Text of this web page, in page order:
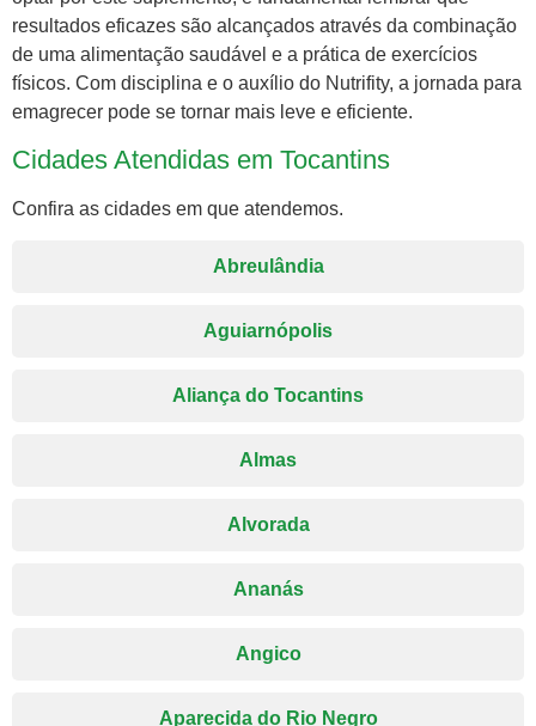
resultados eficazes são alcançados através da combinação
de uma alimentação saudável e a prática de exercícios
físicos. Com disciplina e o auxílio do Nutrifity, a jornada para
emagrecer pode se tornar mais leve e eficiente.
Cidades Atendidas em Tocantins
Confira as cidades em que atendemos.
Abreulândia
Aguiarnópolis
Aliança do Tocantins
Almas
Alvorada
Ananás
Angico
Aparecida do Rio Negro